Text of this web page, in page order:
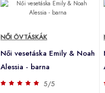
NŐI ÖVTÁSKÁK
Női vesetáska Emily & Noah
Alessia - barna
5/5